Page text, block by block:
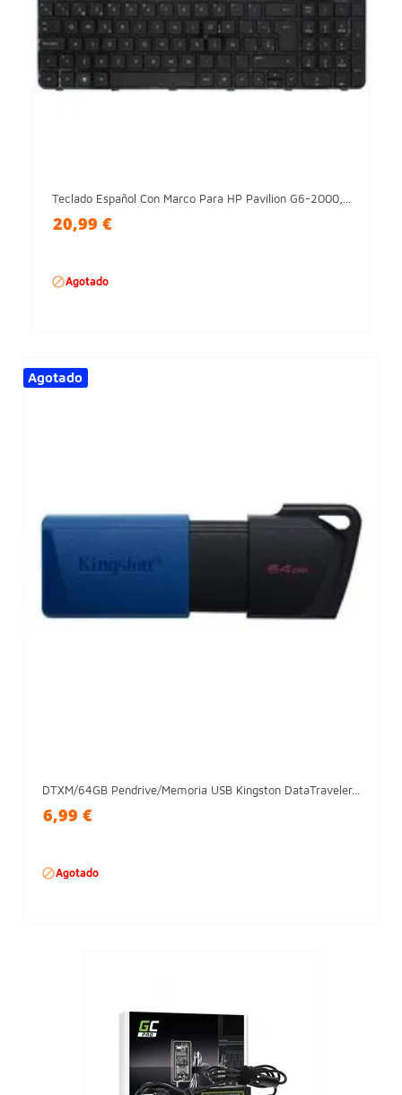
Teclado Español Con Marco Para HP Pavilion G6-2000,...
20,99 €
Agotado
DTXM/64GB Pendrive/Memoria USB Kingston DataTraveler...
6,99 €
Agotado
Agotado